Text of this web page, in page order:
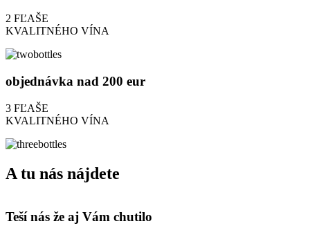
2 FĽAŠE
KVALITNÉHO VÍNA
objednávka nad 200 eur
3 FĽAŠE
KVALITNÉHO VÍNA
A tu nás nájdete
Teší nás že aj Vám chutilo